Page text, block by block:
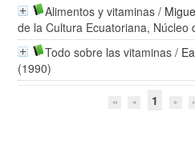
Alimentos y vitaminas /
de la Cultura Ecuatoriana, Núcleo
Todo sobre las vitaminas /
(1990)
1